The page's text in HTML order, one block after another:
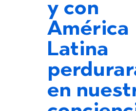
y con
América
Latina
en